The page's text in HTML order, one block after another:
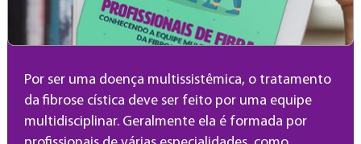
Por ser uma doença multissistêmica, o tratamento
da fibrose cística deve ser feito por uma equipe
multidisciplinar. Geralmente ela é formada por